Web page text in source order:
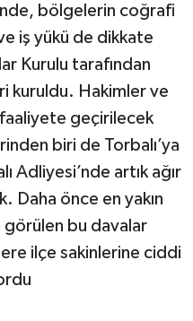
bölgelerin coğrafi
iş yükü de dikkate
Kurulu tarafından
kuruldu. Hakimler ve
faaliyete geçirilecek
biri de Torbalı’ya
Adliyesi’nde artık ağır
Daha önce en yakın
görülen bu davalar
ilçe sakinlerine ciddi